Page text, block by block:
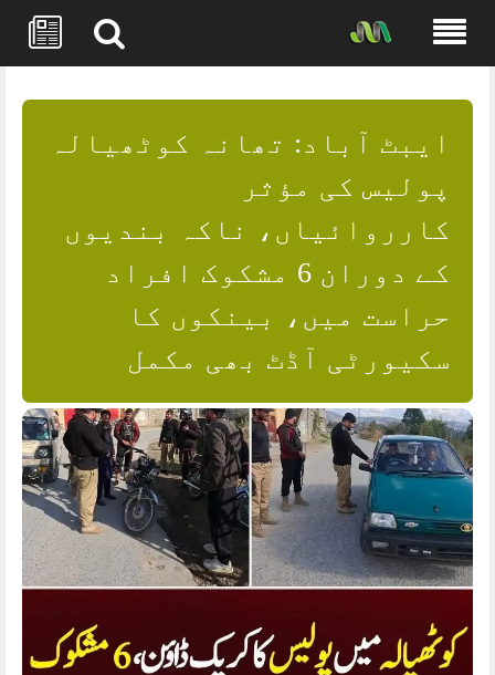
content
ایبٹ آباد: تھانہ کوٹھیالہ
پولیس کی مؤثر
کارروائیاں، ناکہ بندیوں
کے دوران 6 مشکوک افراد
حراست میں، بینکوں کا
سکیورٹی آڈٹ بھی مکمل